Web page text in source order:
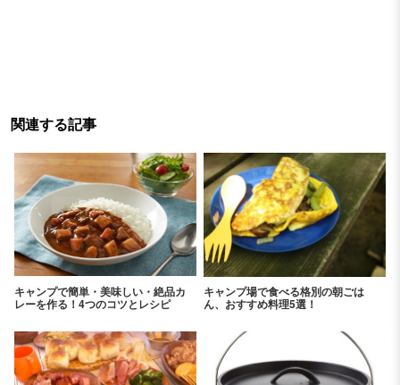
関連する記事
キャンプで簡単・美味しい・絶品カ
レーを作る！4つのコツとレシピ
キャンプ場で食べる格別の朝ごは
ん、おすすめ料理5選！